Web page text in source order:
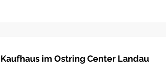
Kaufhaus im Ostring Center Landau